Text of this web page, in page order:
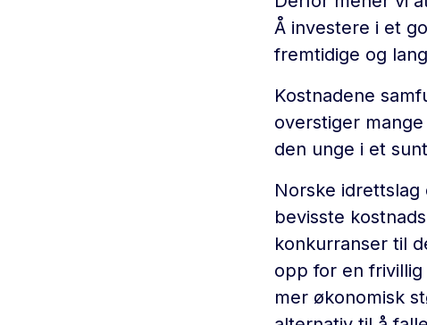
Å investere i et
fremtidige og
Kostnadene
overstiger
den unge i et
Norske
bevisste
konkurranser til
opp for en
mer økonomisk